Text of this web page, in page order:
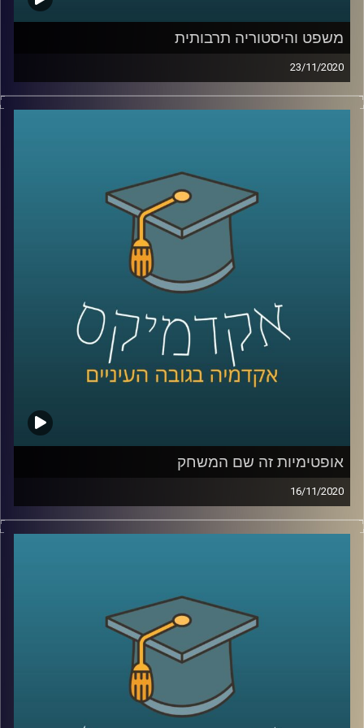
משפט והיסטוריה תרבותית
23/11/2020
במסע מרתק אל המאה ה-19 ותחילתה של
כיצד השינויים התרבותיים באותה התקופה
השפיעו על עולם המשפט, וגם את צידו השני
של המטבע- האופן שבו המשפט השפיע על
את הדוגמאות מביאה ד"ר רוזנברג שחוקרת
היסטוריה תרבותית במשפט, דרך 2 מחקרים.
בראשון היא מסבירה על האופן שבו מושג החוזה
בא לידי ביטוי בספרות האנגלית של המאה
ה-19, ובשני מביאה את הסיפור של פרסום
ההמונים בבריטניה, שהתחיל באמצע המאה
הראשונה.
קרדיט תמונות:AudioVersity
אופטימיות זה שם המשחק
16/11/2020
ככל שבשגרה נושא הפסיכולוגיה הקלינית הוא
והדיון אודותיו הוא הכרחי
פרופ' ענת ברונשטיין-קלומק, ראשת התוכנית
לפסיכולוגיה קלינית בביה"ס ברוך איבצ'ר
לפסיכולוגיה, מסבירה על מחלות ומצבים
נפשיים שכדאי שיהיו בשיח היומיומי (ויפה שעה
אחת קודם). היא תביא דוגמאות למחקרים